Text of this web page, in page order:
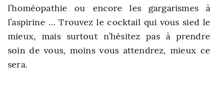
l’homéopathie ou encore les gargarismes à
l’aspirine … Trouvez le cocktail qui vous sied le
mieux, mais surtout n’hésitez pas à prendre
soin de vous, moins vous attendrez, mieux ce
sera.